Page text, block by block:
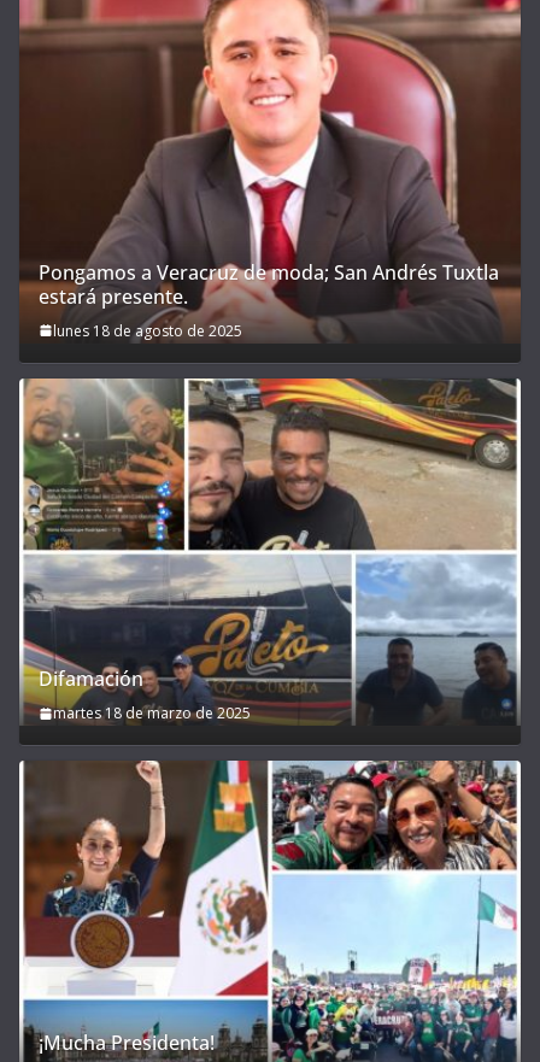
Pongamos a Veracruz de moda; San Andrés Tuxtla
estará presente.
lunes 18 de agosto de 2025
Difamación
martes 18 de marzo de 2025
¡Mucha Presidenta!